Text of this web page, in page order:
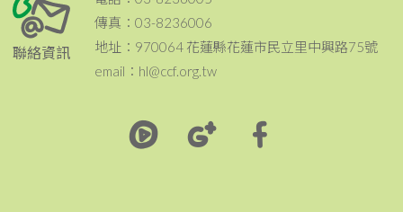
聯絡資訊
傳真：03-8236006
地址：970064 花蓮縣花蓮市民立里中興路75號
email：hl@ccf.org.tw